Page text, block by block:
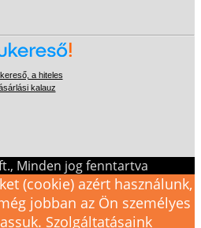
a hiteles
kalauz
Minden jog fenntartva
(cookie) azért használunk,
jobban az Ön személyes
Szolgáltatásaink